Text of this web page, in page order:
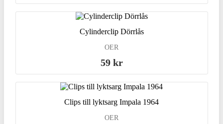
Cylinderclip Dörrlås
OER
59 kr
Clips till lyktsarg Impala 1964
OER